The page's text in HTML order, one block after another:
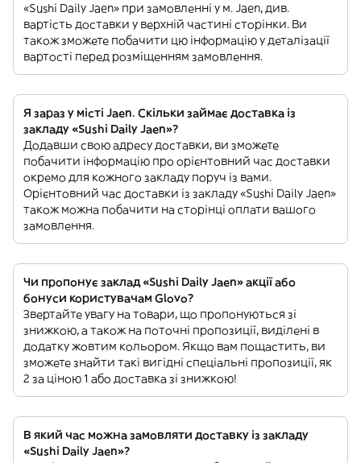
«Sushi Daily Jaen» при замовленні у м. Jaen, див.
вартість доставки у верхній частині сторінки. Ви
також зможете побачити цю інформацію у деталізації
вартості перед розміщенням замовлення.
Я зараз у місті Jaen. Скільки займає доставка із
закладу «Sushi Daily Jaen»?
Додавши свою адресу доставки, ви зможете
побачити інформацію про орієнтовний час доставки
окремо для кожного закладу поруч із вами.
Орієнтовний час доставки із закладу «Sushi Daily Jaen»
також можна побачити на сторінці оплати вашого
замовлення.
Чи пропонує заклад «Sushi Daily Jaen» акції або
бонуси користувачам Glovo?
Звертайте увагу на товари, що пропонуються зі
знижкою, а також на поточні пропозиції, виділені в
додатку жовтим кольором. Якщо вам пощастить, ви
зможете знайти такі вигідні спеціальні пропозиції, як
2 за ціною 1 або доставка зі знижкою!
В який час можна замовляти доставку із закладу
«Sushi Daily Jaen»?